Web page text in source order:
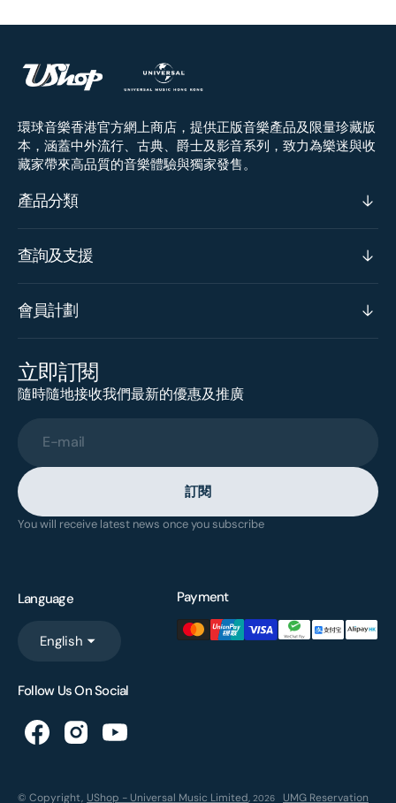
環球音樂香港官方網上商店，提供正版音樂產品及限量珍藏版
本，涵蓋中外流行、古典、爵士及影音系列，致力為樂迷與收
藏家帶來高品質的音樂體驗與獨家發售。
產品分類
查詢及支援
會員計劃
立即訂閱
隨時隨地接收我們最新的優惠及推廣
E-mail
訂閱
You will receive latest news once you subscribe
Language
English
Payment
Follow Us On Social
© Copyright, UShop - Universal Music Limited, 2026 UMG Reservation